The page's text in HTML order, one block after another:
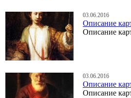
03.06.2016
Описание
Описание
03.06.2016
Описание
Описание